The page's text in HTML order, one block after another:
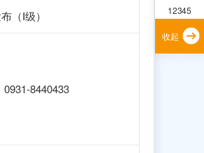
（Ⅰ级）
0931-8440433
12345
收起